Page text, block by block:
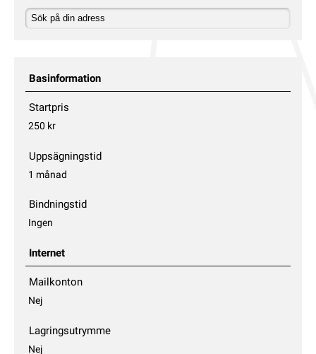
Basinformation
Startpris
250 kr
Uppsägningstid
1 månad
Bindningstid
Ingen
Internet
Mailkonton
Nej
Lagringsutrymme
Nej